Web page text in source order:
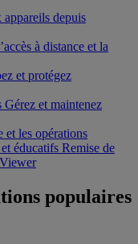
appareils depuis
à distance et la
et protégez
Gérez et maintenez
et les opérations
éducatifs Remise de
populaires